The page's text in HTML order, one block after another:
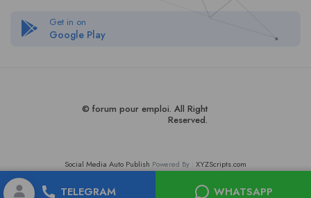
Get in on
Google Play
© forum pour emploi. All Right
Reserved.
TELEGRAM WHATSAPP
Social Media Auto Publish Powered By : XYZScripts.com